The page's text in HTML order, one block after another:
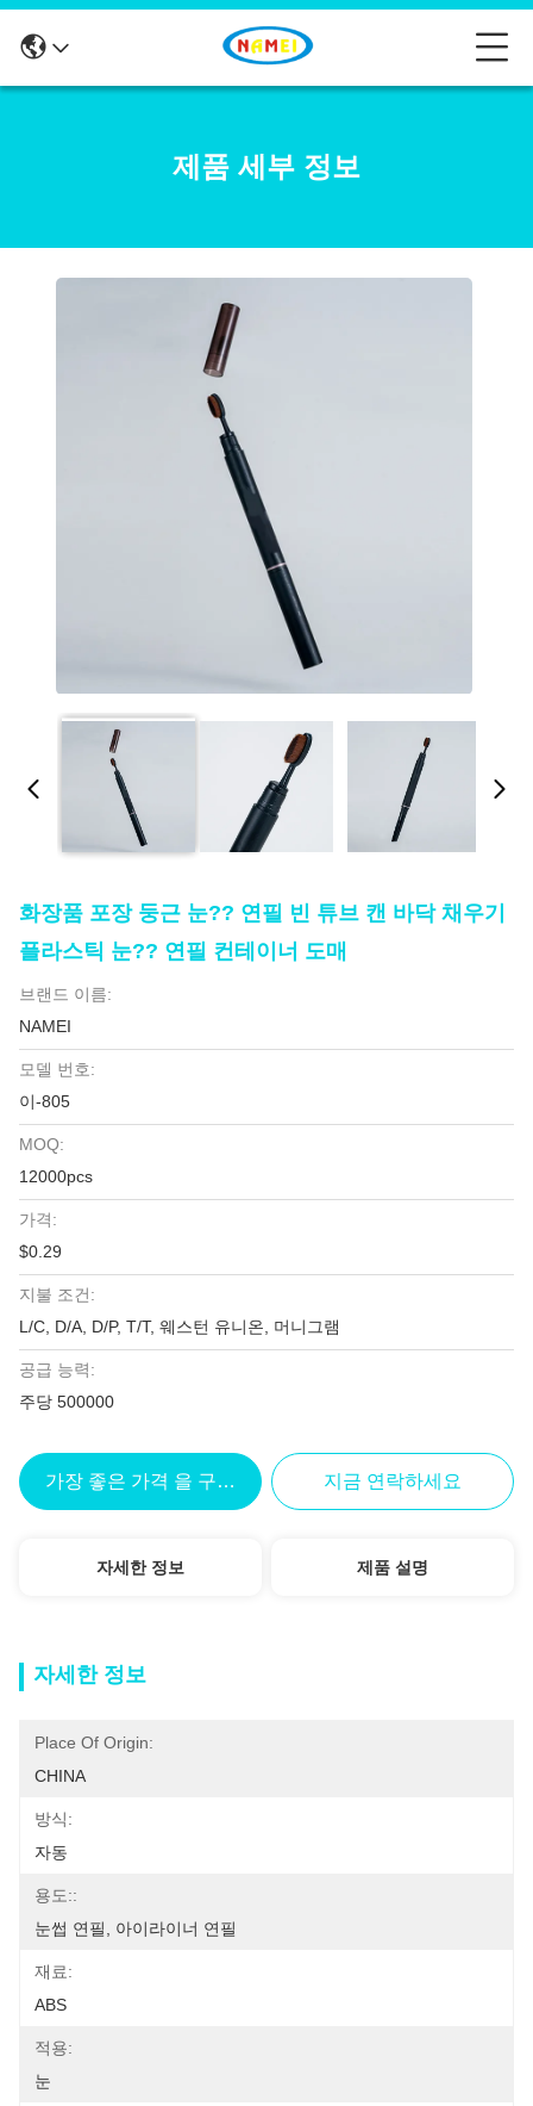
제품 세부 정보
화장품 포장 둥근 눈?? 연필 빈 튜브 캔 바닥 채우기
플라스틱 눈?? 연필 컨테이너 도매
브랜드 이름:
NAMEI
모델 번호:
이-805
MOQ:
12000pcs
가격:
$0.29
지불 조건:
L/C, D/A, D/P, T/T, 웨스턴 유니온, 머니그램
공급 능력:
주당 500000
가장 좋은 가격 을 구하라 지금 연락하세요
자세한 정보 제품 설명
자세한 정보
Place Of Origin:
CHINA
방식:
자동
용도::
눈썹 연필, 아이라이너 연필
재료:
ABS
적용:
눈